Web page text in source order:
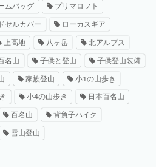
ムバッグ プリマロフト
セルカバー ローカスギア
上高地 八ヶ岳 北アルプス
名山 子供と登山 子供登山装備
家族登山 小1の山歩き
小4の山歩き 日本百名山
百名山 背負子ハイク
雪山登山